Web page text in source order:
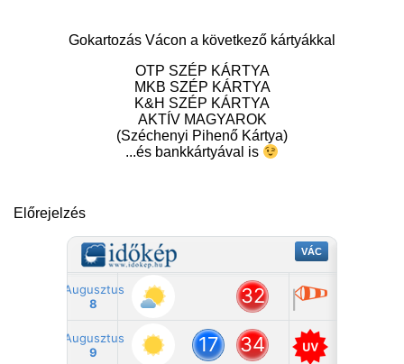
Gokartozás Vácon a következő kártyákkal
OTP SZÉP KÁRTYA
MKB SZÉP KÁRTYA
K&H SZÉP KÁRTYA
AKTÍV MAGYAROK
(Széchenyi Pihenő Kártya)
...és bankkártyával is
Előrejelzés